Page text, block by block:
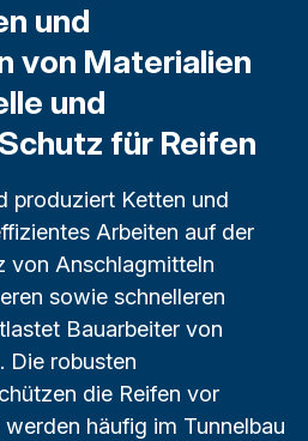
und
von Materialien
und
für Reifen
produziert Ketten und
Arbeiten auf der
von Anschlagmitteln
sowie schnelleren
Bauarbeiter von
Die robusten
die Reifen vor
häufig im Tunnelbau